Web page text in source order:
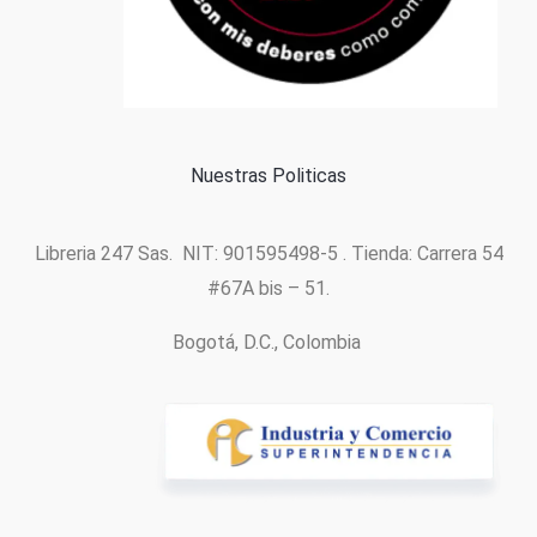
Formas de pago
Nuestras Politicas
Libreria 247 Sas. NIT: 901595498-5 . Tienda: Carrera 54
#67A bis – 51.
Bogotá, D.C., Colombia